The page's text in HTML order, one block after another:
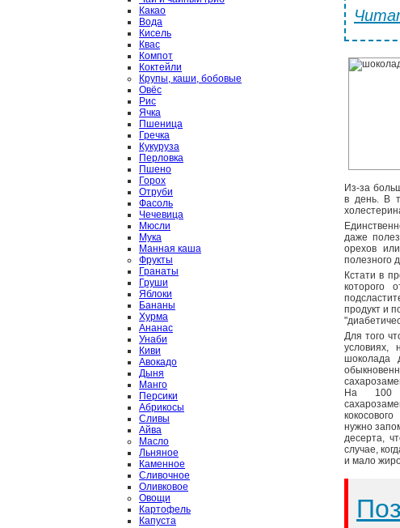
Какао
Вода
Кисель
Квас
Компот
Коктейли
Крупы, каши, бобовые
Овёс
Рис
Ячка
Пшеница
Гречка
Кукуруза
Перловка
Пшено
Горох
Отруби
Фасоль
Чечевица
Мюсли
Мука
Манная каша
Фрукты
Гранаты
Груши
Яблоки
Бананы
Хурма
Ананас
Унаби
Киви
Авокадо
Дыня
Манго
Персики
Абрикосы
Сливы
Айва
Масло
Льняное
Каменное
Сливочное
Оливковое
Овощи
Картофель
Капуста
Из-за
в день. В
даже
орехов
полезного
Кстати в
которого
продукт и
Для того
условиях,
шоколада
На 100
нужно
десерта,
случае,
и мало